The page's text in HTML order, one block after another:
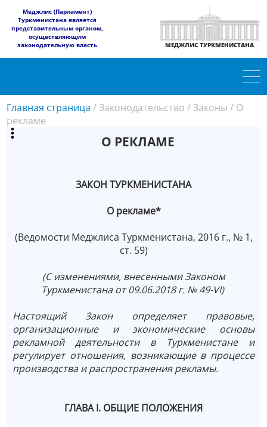
​Меджлис (Парламент)
Туркменистана является
представительным органом,
осуществляющим
законодательную власть
МЕДЖЛИС ТУРКМЕНИСТАНА
Главная страница / Законодательство / Законы / О
рекламе
О РЕКЛАМЕ
ЗАКОН ТУРКМЕНИСТАНА
О рекламе*
(Ведомости Меджлиса Туркменистана, 2016 г., № 1,
ст. 59)
(С изменениями, внесенными Законом
Туркменистана от 09.06.2018 г. № 49-VI)
Настоящий Закон определяет правовые,
организационные и экономические основы
рекламной деятельности в Туркменистане и
регулирует отношения, возникающие в процессе
производства и распространения рекламы.
ГЛАВА I. ОБЩИЕ ПОЛОЖЕНИЯ